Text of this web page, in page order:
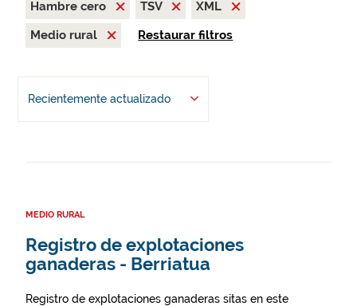
Hambre cero
TSV
XML
Medio rural
Restaurar filtros
Recientemente actualizado
MEDIO RURAL
Registro de explotaciones
ganaderas - Berriatua
Registro de explotaciones ganaderas sitas en este